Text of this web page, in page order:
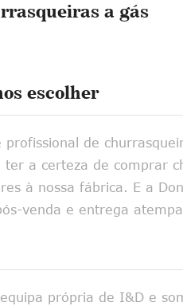
a gás
escolher
profissional de
ter a certeza de comprar
à nossa fábrica. E a
venda e entrega
própria de I&D e